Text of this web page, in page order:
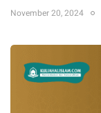
November 20, 2024